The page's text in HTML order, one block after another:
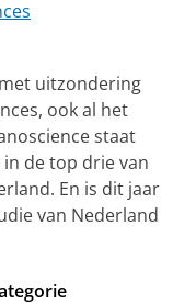
uitzondering
ook al het
staat
de top drie van
En is dit jaar
van Nederland